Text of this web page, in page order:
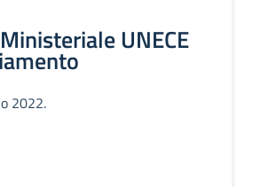
UNECE
2022.